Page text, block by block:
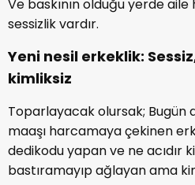
Ve baskının olduğu yerde
sessizlik vardır.
Yeni nesil erkeklik:
kimliksiz
Toparlayacak olursak; Bugün
maaşı harcamaya çekinen
dedikodu yapan ve ne acıdır
bastıramayıp ağlayan ama